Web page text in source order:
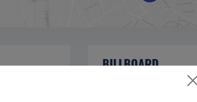
BILLBOARD
Trieda arm. gen. L.